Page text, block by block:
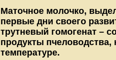
Маточное молочко,
первые дни своего
трутневый гомогенат –
продукты пчеловодства,
температуре.